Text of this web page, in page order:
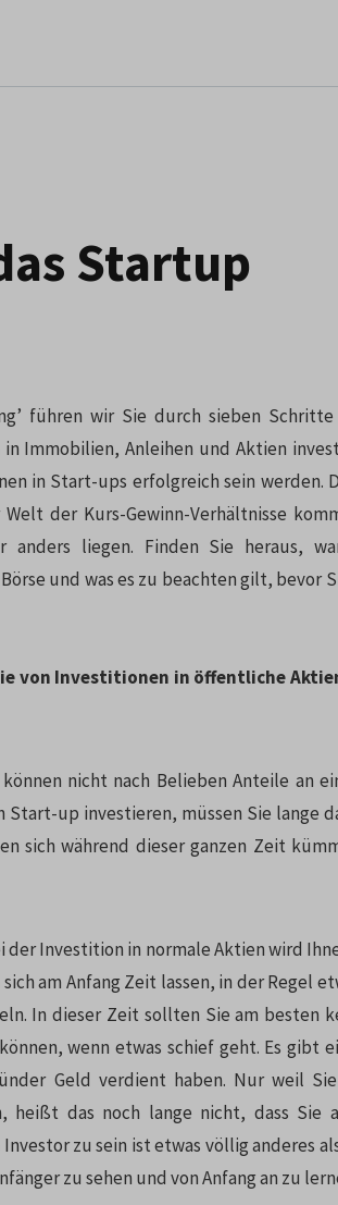
Startup
führen wir Sie durch sieben
Immobilien, Anleihen und Aktien
in Start-ups erfolgreich sein werden.
der Kurs-Gewinn-Verhältnisse
liegen. Finden Sie heraus,
und was es zu beachten gilt, bevor
von Investitionen in öffentliche
nicht nach Belieben Anteile an
up investieren, müssen Sie lange
sich während dieser ganzen Zeit
der Investition in normale Aktien wird
am Anfang Zeit lassen, in der Regel
In dieser Zeit sollten Sie am besten
wenn etwas schief geht. Es gibt
Geld verdient haben. Nur weil
heißt das noch lange nicht, dass Sie
zu sein ist etwas völlig anderes
zu sehen und von Anfang an zu